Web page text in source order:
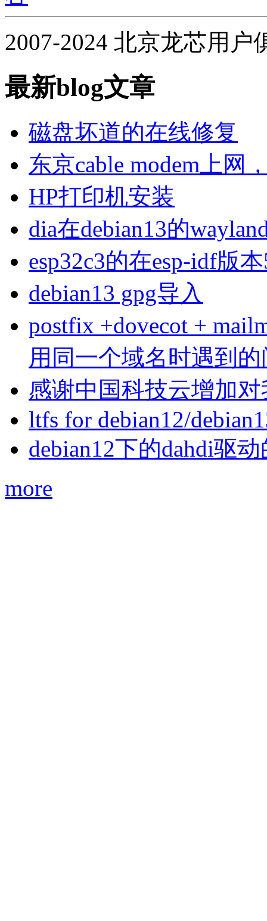
2007-2024 北京龙芯用户
最新blog文章
磁盘坏道的在线修复
东京cable modem上网
HP打印机安装
dia在debian13的
esp32c3的在esp-idf版
debian13 gpg导入
postfix +dovecot +
用同一个域名时遇到
感谢中国科技云增加
ltfs for debian12/
debian12下的dahdi驱动
more